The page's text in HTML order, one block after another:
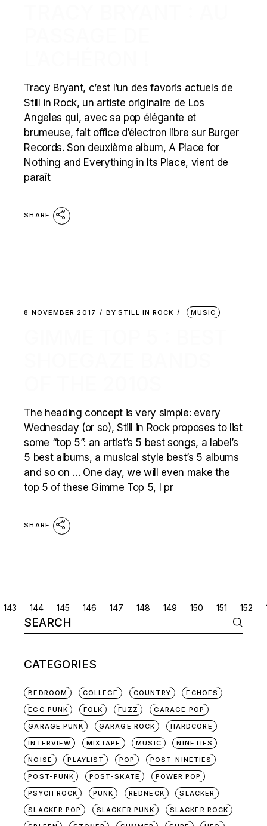
Tracy Bryant, c’est l’un des favoris actuels de
Still in Rock, un artiste originaire de Los
Angeles qui, avec sa pop élégante et
brumeuse, fait office d’électron libre sur Burger
Records. Son deuxième album, A Place for
Nothing and Everything in Its Place, vient de
paraît
SHARE
8 NOVEMBER 2017 BY STILL IN ROCK MUSIC
The heading concept is very simple: every
Wednesday (or so), Still in Rock proposes to list
some “top 5”: an artist’s 5 best songs, a label’s
5 best albums, a musical style best’s 5 albums
and so on … One day, we will even make the
top 5 of these Gimme Top 5, I pr
SHARE
POSTS
NAVIGATION
143 144 145 146 147 148 149 150 151 152
Search
for:
CATEGORIES
BEDROOM COLLEGE COUNTRY
ECHOES
EGG PUNK
FOLK FUZZ
GARAGE POP
GARAGE PUNK
GARAGE ROCK
HARDCORE
INTERVIEW
MIXTAPE MUSIC
NINETIES
NOISE
PLAYLIST POP
POST-NINETIES
POST-PUNK
POST-SKATE
POWER POP
PSYCH ROCK
PUNK REDNECK
SLACKER
SLACKER POP
SLACKER PUNK
SLACKER ROCK